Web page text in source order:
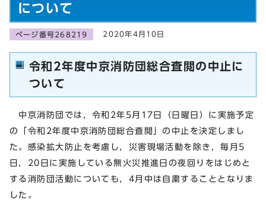
について
ページ番号268219 2020年4月10日
令和2年度中京消防団総合査閲の中止に
ついて
中京消防団では，令和2年5月17日（日曜日）に実施予定
の「令和2年度中京消防団総合査閲」の中止を決定しまし
た。感染拡大防止を考慮し，災害現場活動を除き，毎月5
日，20日に実施している無火災推進日の夜回りをはじめと
する消防団活動についても，4月中は自粛することとなりま
した。